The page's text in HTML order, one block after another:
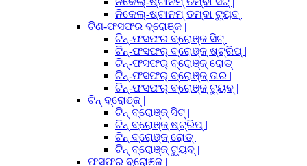
ନିକେଲ୍-ଷ୍ଟାନମ୍ ତମ୍ବା ଟ୍ୟୁବ୍ |
ଟିଣ-ଫସଫର ବ୍ରୋଞ୍ଜ |
ଟିନ୍-ଫସଫର ବ୍ରୋଞ୍ଜ ସିଟ୍ |
ଟିନ୍-ଫସଫର୍ ବ୍ରୋଞ୍ଜ୍ ଷ୍ଟ୍ରିପ୍ |
ଟିନ୍-ଫସଫର୍ ବ୍ରୋଞ୍ଜ୍ ରୋଡ୍ |
ଟିନ୍-ଫସଫର୍ ବ୍ରୋଞ୍ଜ୍ ତାର |
ଟିନ୍-ଫସଫର୍ ବ୍ରୋଞ୍ଜ୍ ଟ୍ୟୁବ୍ |
ଟିନ୍ ବ୍ରୋଞ୍ଜ୍ |
ଟିନ୍ ବ୍ରୋଞ୍ଜ୍ ସିଟ୍ |
ଟିନ୍ ବ୍ରୋଞ୍ଜ୍ ଷ୍ଟ୍ରିପ୍ |
ଟିନ୍ ବ୍ରୋଞ୍ଜ୍ ରୋଡ୍ |
ଟିନ୍ ବ୍ରୋଞ୍ଜ୍ ଟ୍ୟୁବ୍ |
ଫସଫର ବ୍ରୋଞ୍ଜ |